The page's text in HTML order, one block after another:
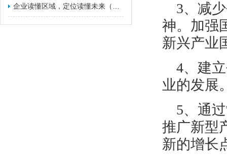
3、减
神。加强
新兴产业
4、建
业的发展
5、通
推广新型
新的增长